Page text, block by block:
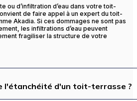
ou d’infiltration d’eau dans votre toit-
de faire appel à un expert du toit-
Akadia. Si ces dommages ne sont pas
les infiltrations d’eau peuvent
fragiliser la structure de votre
l'étanchéité d'un toit-terrasse ?